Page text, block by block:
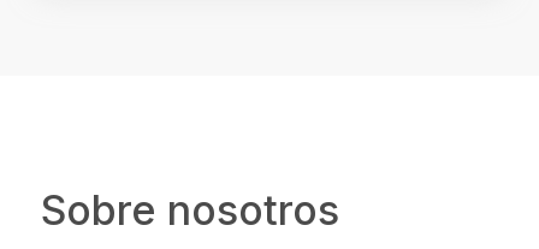
Sobre nosotros